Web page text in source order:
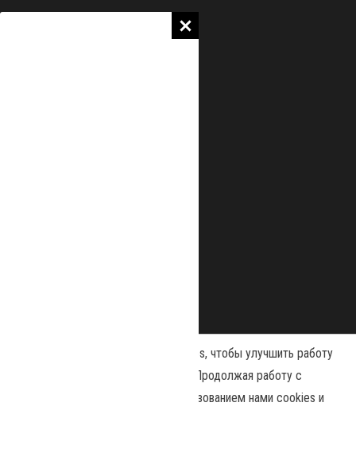
Наш сайт использует файлы cookies, чтобы улучшить работу
и повысить эффективность сайта. Продолжая работу с
сайтом, вы соглашаетесь с использованием нами cookies и